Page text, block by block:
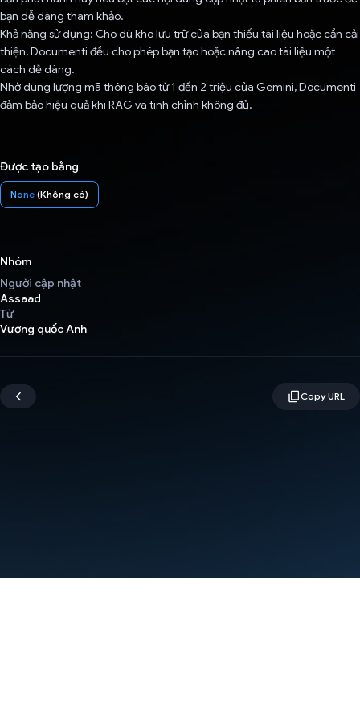
bạn dễ dàng tham khảo.
Khả năng sử dụng: Cho dù kho lưu trữ của bạn thiếu tài liệu hoặc cần cải
thiện, Documenti đều cho phép bạn tạo hoặc nâng cao tài liệu một
cách dễ dàng.
Nhờ dung lượng mã thông báo từ 1 đến 2 triệu của Gemini, Documenti
đảm bảo hiệu quả khi RAG và tinh chỉnh không đủ.
Được tạo bằng
None (Không có)
Nhóm
Người cập nhật
Assaad
Từ
Vương quốc Anh